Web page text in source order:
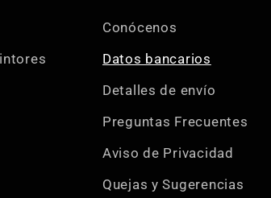
Conócenos
Datos bancarios
Detalles de envío
Preguntas Frecuentes
Aviso de Privacidad
Quejas y Sugerencias